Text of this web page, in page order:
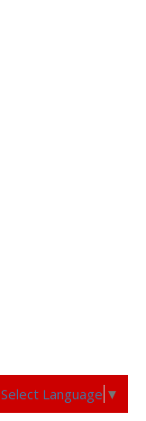
Select Language ▼